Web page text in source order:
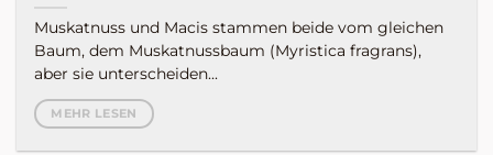
Muskatnuss und Macis stammen beide vom gleichen
Baum, dem Muskatnussbaum (Myristica fragrans),
aber sie unterscheiden...
MEHR LESEN